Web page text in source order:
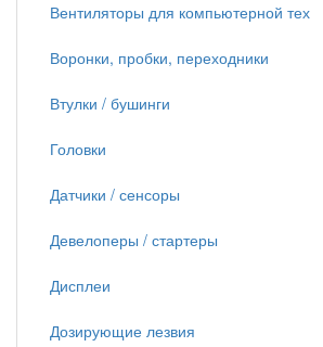
Вентиляторы для компьютерной тех
Воронки, пробки, переходники
Втулки / бушинги
Головки
Датчики / сенсоры
Девелоперы / стартеры
Дисплеи
Дозирующие лезвия